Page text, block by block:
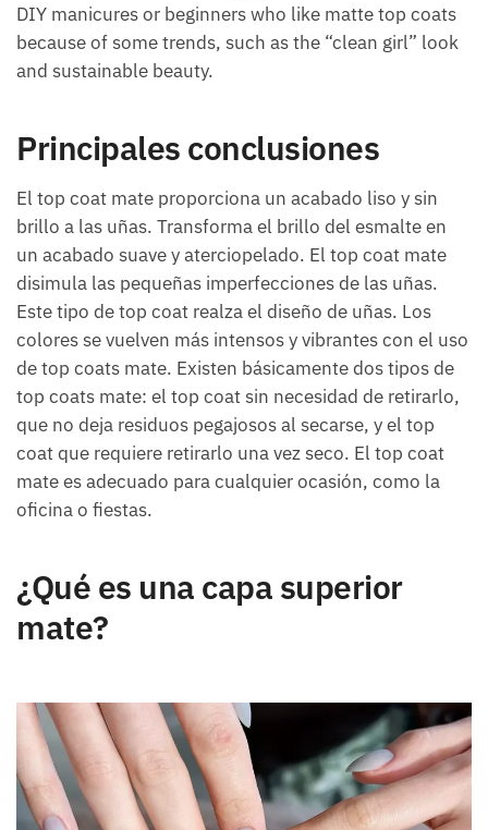
DIY manicures or beginners who like matte top coats
because of some trends, such as the “clean girl” look
and sustainable beauty.
Principales conclusiones
El top coat mate proporciona un acabado liso y sin
brillo a las uñas. Transforma el brillo del esmalte en
un acabado suave y aterciopelado. El top coat mate
disimula las pequeñas imperfecciones de las uñas.
Este tipo de top coat realza el diseño de uñas. Los
colores se vuelven más intensos y vibrantes con el uso
de top coats mate. Existen básicamente dos tipos de
top coats mate: el top coat sin necesidad de retirarlo,
que no deja residuos pegajosos al secarse, y el top
coat que requiere retirarlo una vez seco. El top coat
mate es adecuado para cualquier ocasión, como la
oficina o fiestas.
¿Qué es una capa superior
mate?